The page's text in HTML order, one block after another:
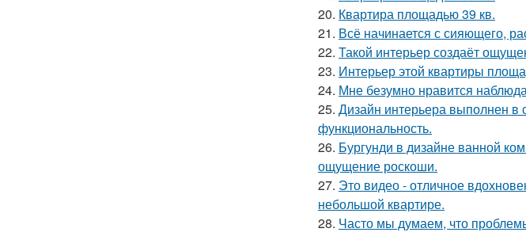
20. Квартира площадью 39 кв.
21. Всё начинается с сияющего,
22. Такой интерьер создаёт
23. Интерьер этой квартиры
24. Мне безумно нравится
25. Дизайн интерьера выполнен в
функциональность.
26. Бургунди в дизайне ванной
ощущение роскоши.
27. Это видео - отличное
небольшой квартире.
28. Часто мы думаем, что